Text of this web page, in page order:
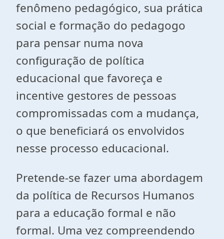
fenômeno pedagógico, sua prática
social e formação do pedagogo
para pensar numa nova
configuração de política
educacional que favoreça e
incentive gestores de pessoas
compromissadas com a mudança,
o que beneficiará os envolvidos
nesse processo educacional.
Pretende-se fazer uma abordagem
da política de Recursos Humanos
para a educação formal e não
formal. Uma vez compreendendo